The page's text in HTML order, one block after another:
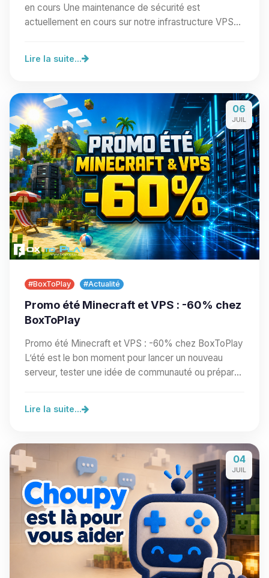
en cours Une maintenance de sécurité est
actuellement en cours sur notre infrastructure VPS
Lire la suite...
06
JUIL
#BoxToPlay #Actualité
Promo été Minecraft et VPS : -60% chez
BoxToPlay
Promo été Minecraft et VPS : -60% chez BoxToPlay
L’été est le bon moment pour lancer un nouveau
serveur, tester une idée de communauté ou préparer
Lire la suite...
04
JUIL